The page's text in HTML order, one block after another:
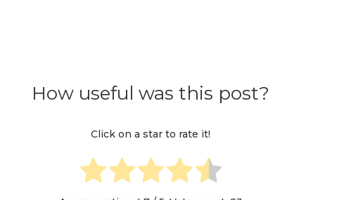
How useful was this post?
Click on a star to rate it!